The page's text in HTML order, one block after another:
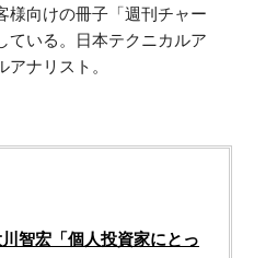
様向けの冊子「週刊チャー
ている。日本テクニカルア
ナリスト。
智宏「個人投資家にとっ